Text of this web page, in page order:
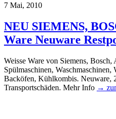
7 Mai, 2010
NEU SIEMENS,
Ware Neuware
Weisse Ware von Siemens,
Spülmaschinen, Waschmaschinen,
Backöfen, Kühlkombis. Neuware,
Transportschäden. Mehr Info →